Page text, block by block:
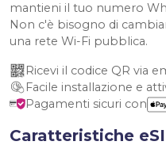
mantieni il tuo numero
Non c'è bisogno di
una rete Wi-Fi pubblica.
Ricevi il codice QR via
Facile installazione e
Pagamenti sicuri con
Caratteristiche